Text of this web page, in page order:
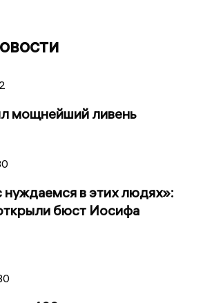
мощнейший ливень
в этих людях»:
бюст Иосифа